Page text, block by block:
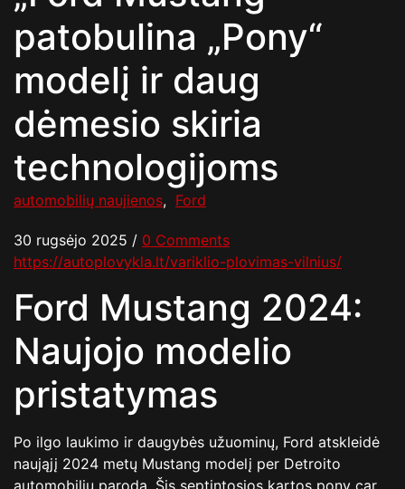
patobulina „Pony“
modelį ir daug
dėmesio skiria
technologijoms
automobilių naujienos, Ford
30 rugsėjo 2025 / 0 Comments
https://autoplovykla.lt/variklio-plovimas-vilnius/
Ford Mustang 2024:
Naujojo modelio
pristatymas
Po ilgo laukimo ir daugybės užuominų, Ford atskleidė
naująjį 2024 metų Mustang modelį per Detroito
automobilių parodą. Šis septintosios kartos pony car